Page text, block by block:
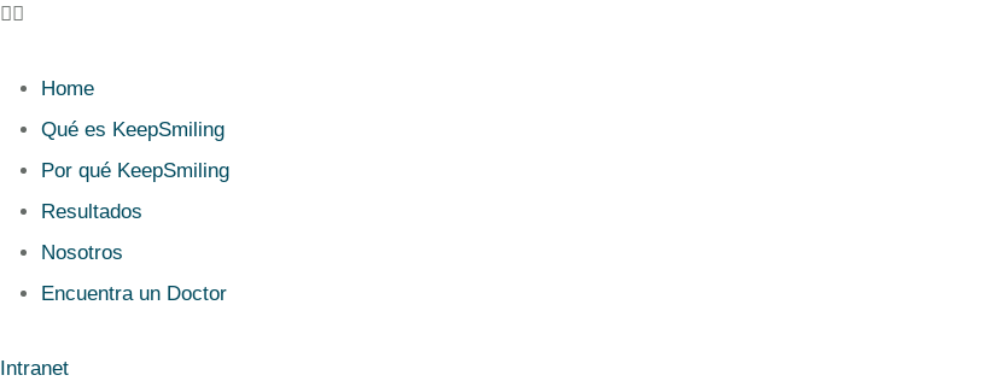
Home
Qué es KeepSmiling
Por qué KeepSmiling
Resultados
Nosotros
Encuentra un Doctor
Intranet